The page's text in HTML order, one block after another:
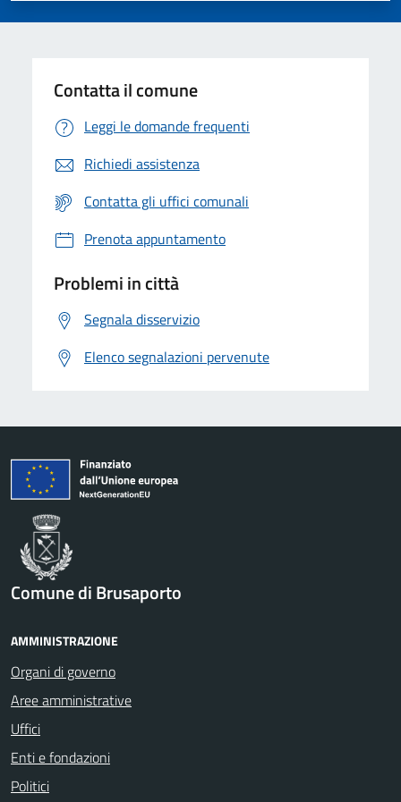
Contatta il comune
Leggi le domande frequenti
Richiedi assistenza
Contatta gli uffici comunali
Prenota appuntamento
Problemi in città
Segnala disservizio
Elenco segnalazioni pervenute
Comune di Brusaporto
AMMINISTRAZIONE
Organi di governo
Aree amministrative
Uffici
Enti e fondazioni
Politici